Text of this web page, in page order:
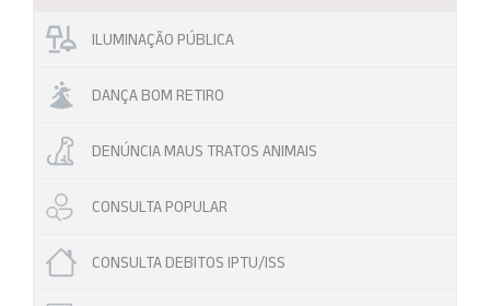
ILUMINAÇÃO PÚBLICA
DANÇA BOM RETIRO
DENÚNCIA MAUS TRATOS ANIMAIS
CONSULTA POPULAR
CONSULTA DEBITOS IPTU/ISS